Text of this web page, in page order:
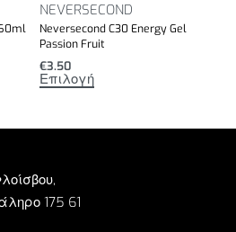
NEVERSECOND
Neversecond C30 Energy Gel
Passion Fruit
€3.50
Επιλογή
175 61